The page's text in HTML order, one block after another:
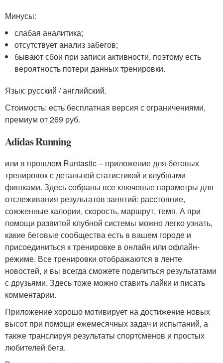
Минусы:
слабая аналитика;
отсутствует анализ забегов;
бывают сбои при записи активности, поэтому есть
вероятность потери данных тренировки.
Язык: русский / английский.
Стоимость: есть бесплатная версия с ограничениями,
премиум от 269 руб.
Adidas Running
или в прошлом Runtastic – приложение для беговых
тренировок с детальной статистикой и клубными
фишками. Здесь собраны все ключевые параметры для
отслеживания результатов занятий: расстояние,
сожженные калории, скорость, маршрут, темп. А при
помощи развитой клубной системы можно легко узнать,
какие беговые сообщества есть в вашем городе и
присоединиться к тренировке в онлайн или офлайн-
режиме. Все тренировки отображаются в ленте
новостей, и вы всегда сможете поделиться результатами
с друзьями. Здесь тоже можно ставить лайки и писать
комментарии.
Приложение хорошо мотивирует на достижение новых
высот при помощи ежемесячных задач и испытаний, а
также транслируя результаты спортсменов и простых
любителей бега.